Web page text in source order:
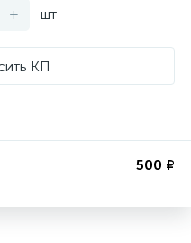
+ шт
КП
500 ₽